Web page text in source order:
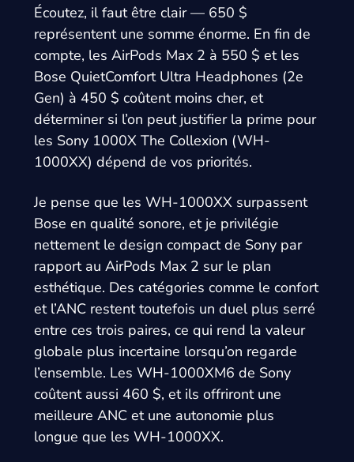
Écoutez, il faut être clair — 650 $
représentent une somme énorme. En fin de
compte, les AirPods Max 2 à 550 $ et les
Bose QuietComfort Ultra Headphones (2e
Gen) à 450 $ coûtent moins cher, et
déterminer si l’on peut justifier la prime pour
les Sony 1000X The Collexion (WH-
1000XX) dépend de vos priorités.
Je pense que les WH-1000XX surpassent
Bose en qualité sonore, et je privilégie
nettement le design compact de Sony par
rapport au AirPods Max 2 sur le plan
esthétique. Des catégories comme le confort
et l’ANC restent toutefois un duel plus serré
entre ces trois paires, ce qui rend la valeur
globale plus incertaine lorsqu’on regarde
l’ensemble. Les WH-1000XM6 de Sony
coûtent aussi 460 $, et ils offriront une
meilleure ANC et une autonomie plus
longue que les WH-1000XX.